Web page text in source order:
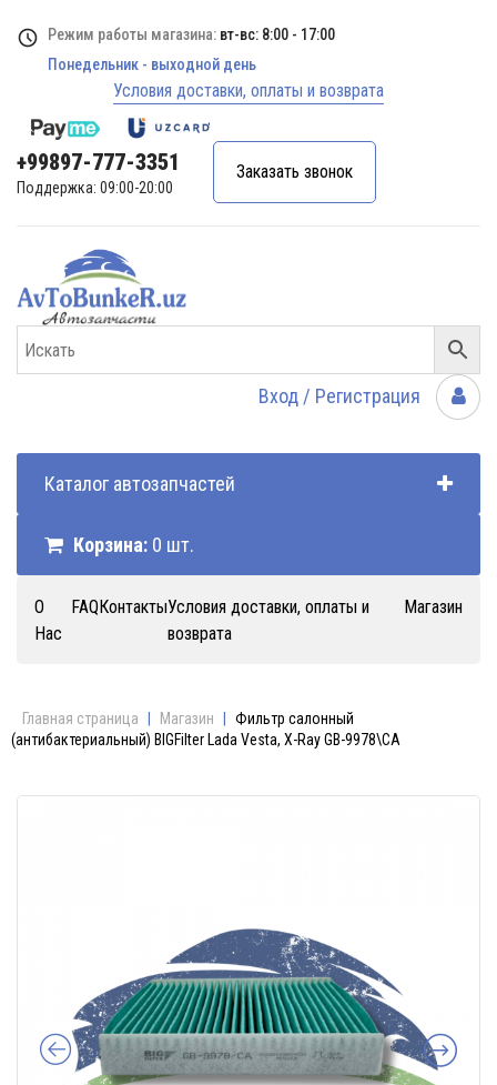
Режим работы магазина: вт-вс: 8:00 - 17:00
Понедельник - выходной день
Условия доставки, оплаты и возврата
+99897-777-3351
Поддержка: 09:00-20:00
Заказать звонок
Вход / Регистрация
Каталог автозапчастей
Корзина: 0 шт.
О
Нас
FAQКонтактыУсловия доставки, оплаты и
возврата
Магазин
Главная страница Магазин
Фильтр салонный
(антибактериальный) BIGFilter Lada Vesta, X-Ray GB-9978\CA